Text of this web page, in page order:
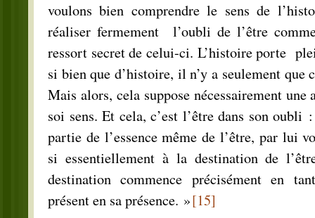
voulons bien comprendre le sens de
réaliser fermement l’oubli de l’être
ressort secret de celui-ci. L’histoire porte
si bien que d’histoire, il n’y a seulement que
Mais alors, cela suppose nécessairement
soi sens. Et cela, c’est l’être dans son oubli
partie de l’essence même de l’être, par lui
si essentiellement à la destination de
destination commence précisément en
présent en sa présence. »[15]